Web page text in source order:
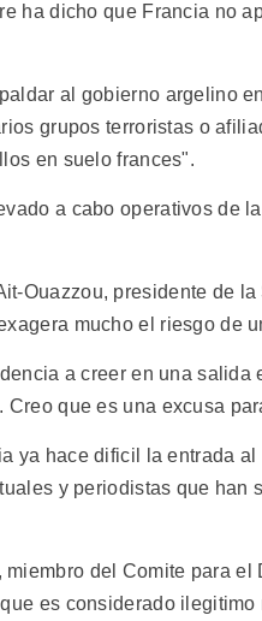
ha dicho que Francia no
al gobierno argelino
grupos terroristas o
en suelo frances".
a cabo operativos de
Ouazzou, presidente de
mucho el riesgo de
a creer en una
Creo que es una excusa
ya hace dificil la entrada
y periodistas que han
miembro del Comite para
es considerado